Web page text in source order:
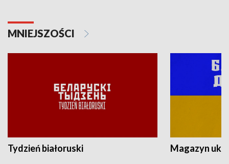
MNIEJSZOŚCI
Tydzień białoruski Magazyn